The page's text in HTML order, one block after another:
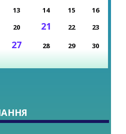
13 14 15
16
20 21 22 23
27 28 29
30